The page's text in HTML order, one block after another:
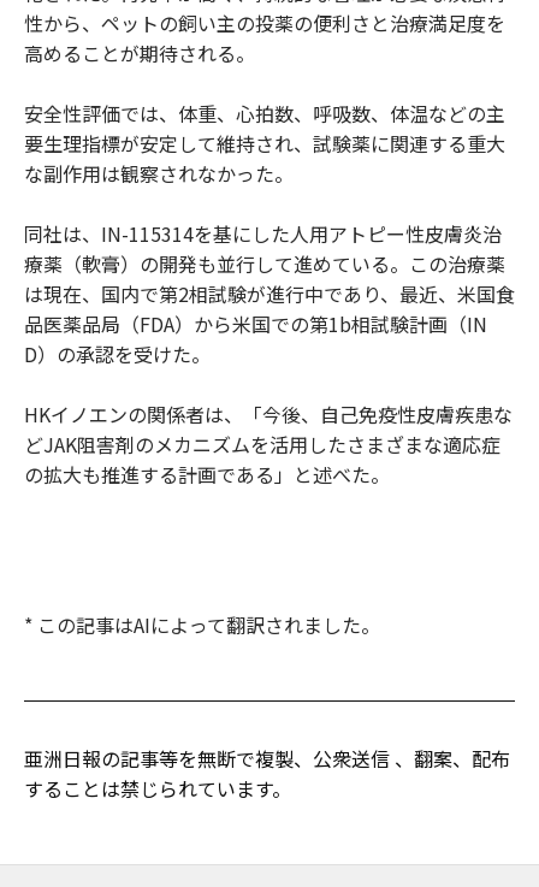
性から、ペットの飼い主の投薬の便利さと治療満足度を
高めることが期待される。
安全性評価では、体重、心拍数、呼吸数、体温などの主
要生理指標が安定して維持され、試験薬に関連する重大
な副作用は観察されなかった。
同社は、IN-115314を基にした人用アトピー性皮膚炎治
療薬（軟膏）の開発も並行して進めている。この治療薬
は現在、国内で第2相試験が進行中であり、最近、米国食
品医薬品局（FDA）から米国での第1b相試験計画（IN
D）の承認を受けた。
HKイノエンの関係者は、「今後、自己免疫性皮膚疾患な
どJAK阻害剤のメカニズムを活用したさまざまな適応症
の拡大も推進する計画である」と述べた。
* この記事はAIによって翻訳されました。
亜洲日報の記事等を無断で複製、公衆送信 、翻案、配布
することは禁じられています。